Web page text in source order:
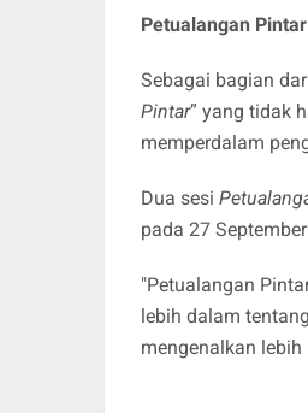
Petualangan
Sebagai bagian
Pintar” yang tidak
memperdalam
Dua sesi
pada 27
"Petualangan
lebih dalam
mengenalkan